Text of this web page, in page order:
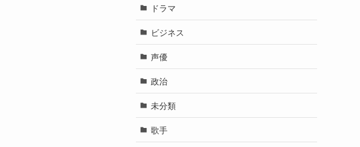
ドラマ
ビジネス
声優
政治
未分類
歌手